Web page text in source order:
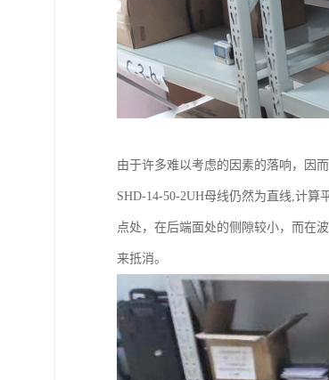
由于许多难以考虑的因素的落响，因
SHD-14-50-2UH母线仍然为直线,计
点处，在后端面处的侧隙较小，而在
来抵消。